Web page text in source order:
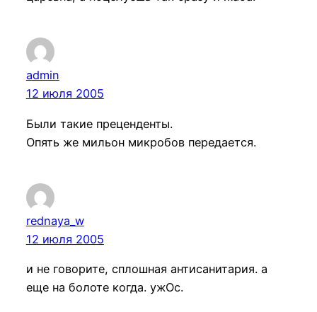
admin
12 июля 2005
Были такие преценденты.
Опять же мильон микробов передается.
rednaya_w
12 июля 2005
и не говорите, сплошная антисанитария. а
еще на болоте когда. ужОс.